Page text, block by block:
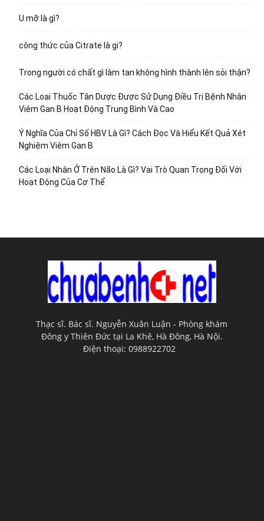
U mỡ là gì?
công thức của Citrate là gi?
Trong người có chất gì làm tan không hình thành lên sỏi thận?
Các Loại Thuốc Tân Dược Được Sử Dụng Điều Trị Bệnh Nhân
Viêm Gan B Hoạt Động Trung Bình Và Cao
Ý Nghĩa Của Chỉ Số HBV Là Gì? Cách Đọc Và Hiểu Kết Quả Xét
Nghiệm Viêm Gan B
Các Loại Nhân Ở Trên Não Là Gì? Vai Trò Quan Trọng Đối Với
Hoạt Động Của Cơ Thể
Thạc sĩ. Bác sĩ. Nguyễn Xuân Luận - Phòng khám
Đông y Thiên Đức tại La Khê, Hà Đông, Hà Nội.
Điện thoại: 0988922702